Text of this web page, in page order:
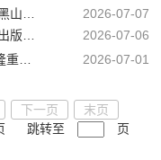
2026-07-07
2026-07-06
2026-07-01
下一页
末页
跳转至
页